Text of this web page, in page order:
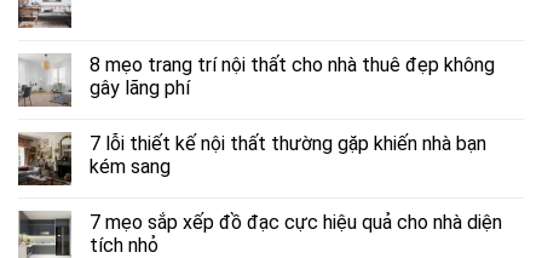
8 mẹo trang trí nội thất cho nhà thuê đẹp không
gây lãng phí
7 lỗi thiết kế nội thất thường gặp khiến nhà bạn
kém sang
7 mẹo sắp xếp đồ đạc cực hiệu quả cho nhà diện
tích nhỏ